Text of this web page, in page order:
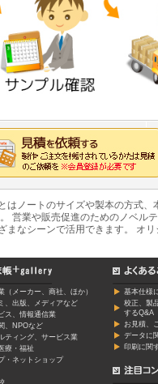
ノートのサイズや製本の方式、
営業や販売促進のためのノベル
なシーンで活用できます。 オリ
（メーカー、商社、ほか）
、出版、メディアなど
ス、情報通信業
、NPOなど
ティング、サービス業
療・福祉
・ネットショップ
基本仕様
校正、製
するQ&A
お見積、
データに
印刷に関